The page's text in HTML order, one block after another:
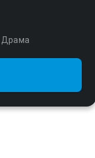
Драма